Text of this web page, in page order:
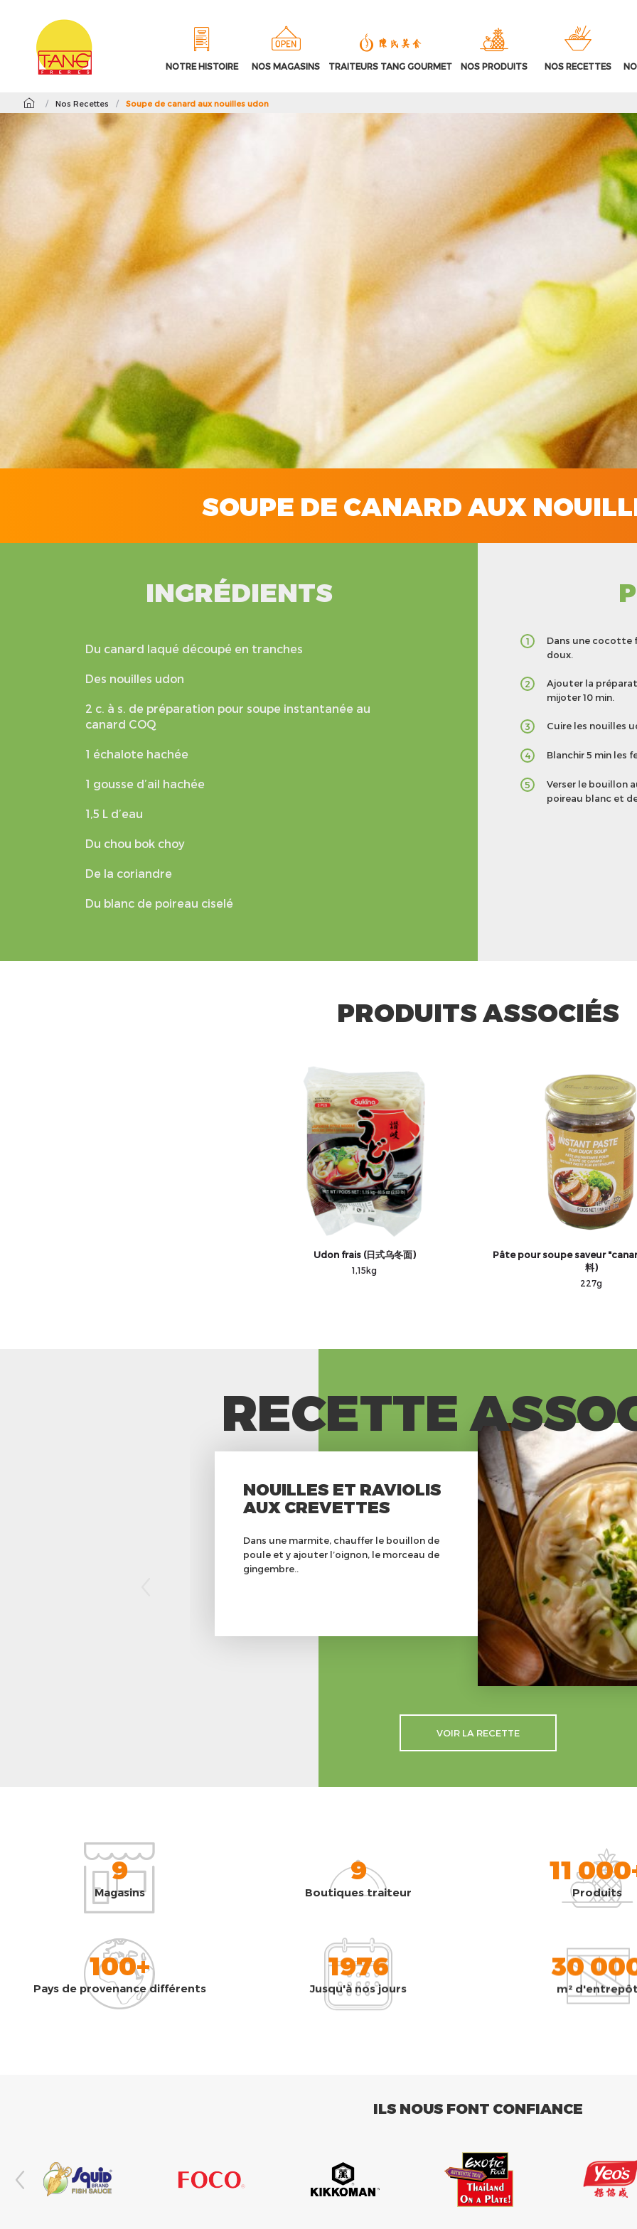
NOTRE HISTOIRE NOS MAGASINS TRAITEURS TANG GOURMET NOS PRODUITS NOS RECETTES
/ Nos Recettes / Soupe de canard aux nouilles udon
SOUPE DE CANARD AUX
INGRÉDIENTS
Du canard laqué découpé en tranches
Des nouilles udon
2 c. à s. de préparation pour soupe instantanée au
canard COQ
1 échalote hachée
1 gousse d’ail hachée
1,5 L d’eau
Du chou bok choy
De la coriandre
Du blanc de poireau ciselé
1
Dans une cocotte
doux.
2
Ajouter la
mijoter 10 min.
3 Cuire les nouilles
4 Blanchir 5 min les
5
Verser le bouillon
poireau blanc et
PRODUITS ASSOCIÉS
Udon frais (日式乌冬面)
1,15kg
Pâte pour soupe saveur
料)
227g
RECETTE
NOUILLES ET RAVIOLIS
AUX CREVETTES
Dans une marmite, chauffer le bouillon de
poule et y ajouter l’oignon, le morceau de
gingembre..
VOIR LA RECETTE
9
Magasins
9
Boutiques traiteur
11
Produits
100+
Pays de provenance différents
1976
Jusqu'à nos jours
30
m² d'entrepôt
ILS NOUS FONT CONFIANCE